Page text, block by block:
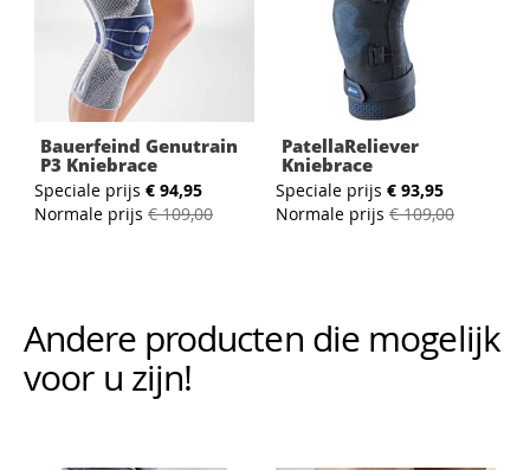
Bauerfeind Genutrain
P3 Kniebrace
Speciale prijs € 94,95
Normale prijs € 109,00
PatellaReliever
Kniebrace
Speciale prijs € 93,95
Normale prijs € 109,00
Andere producten die mogelijk
voor u zijn!